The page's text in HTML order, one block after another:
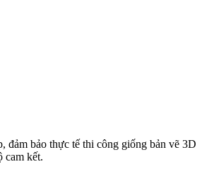
đảm bảo thực tế thi công giống bản vẽ 3D
cam kết.